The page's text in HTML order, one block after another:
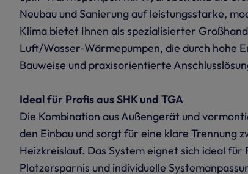
Neubau und Sanierung auf leistungsstarke,
Klima bietet Ihnen als spezialisierter
Luft/Wasser-Wärmepumpen, die durch hohe
Bauweise und praxisorientierte
Ideal für Profis aus SHK und TGA
Die Kombination aus Außengerät und
den Einbau und sorgt für eine klare Trennung
Heizkreislauf. Das System eignet sich ideal
Platzersparnis und individuelle